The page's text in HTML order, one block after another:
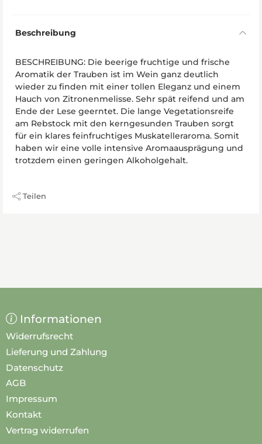
Beschreibung
BESCHREIBUNG: Die beerige fruchtige und frische
Aromatik der Trauben ist im Wein ganz deutlich
wieder zu finden mit einer tollen Eleganz und einem
Hauch von Zitronenmelisse. Sehr spät reifend und am
Ende der Lese geerntet. Die lange Vegetationsreife
am Rebstock mit den kerngesunden Trauben sorgt
für ein klares feinfruchtiges Muskatelleraroma. Somit
haben wir eine volle intensive Aromaausprägung und
trotzdem einen geringen Alkoholgehalt.
Teilen
Informationen
Widerrufsrecht
Lieferung und Zahlung
Datenschutz
AGB
Impressum
Kontakt
Vertrag widerrufen